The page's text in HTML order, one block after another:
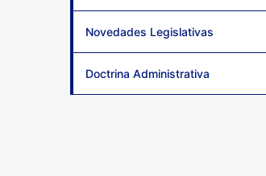
Novedades Legislativas
Doctrina Administrativa